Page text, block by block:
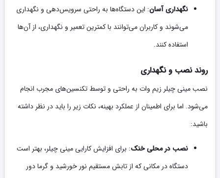
نگهداری آسان: این دستگاه‌ها به راحتی سرویس‌دهی و نگهداری
می‌شوند و کاربران می‌توانند با کمترین تعمیر و نگهداری، از آن‌ها
استفاده کنند.
روند نصب و نگهداری
نصب مینی چیلر زیم وات به راحتی و توسط تکنسین‌های مجرب انجام
می‌شود. اما برای اطمینان از عملکرد بهینه، نکات زیر را باید در نظر داشته
باشید:
نصب در محلی خنک: برای افزایش کارایی مینی چیلر، بهتر است
دستگاه در مکانی که از تابش مستقیم نور خورشید و گرما دور